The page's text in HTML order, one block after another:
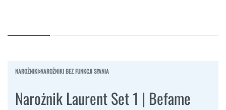
NAROŻNIKI›NAROŻNIKI BEZ FUNKCJI SPANIA
Narożnik Laurent Set 1 | Befame